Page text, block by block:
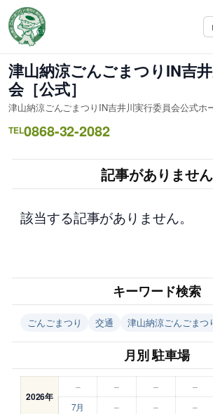
容
を
ス
キ
ッ
プ
津山納涼ごんごまつりIN吉
会［公式］
津山納涼ごんごまつりIN吉井川実行委員会公式ホ
TEL0868-32-2082
記事がありません
該当する記事がありません。
キーワード検索
ごんごまつり 交通 津山納涼ごんごまつ
月別 駐車場
2026年
– – – –
7月
– – –